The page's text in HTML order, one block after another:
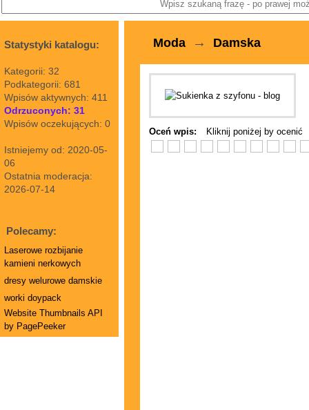
Statystyki katalogu:
Kategorii: 32
Podkategorii: 681
Wpisów aktywnych: 411
Odrzuconych: 31
Wpisów oczekujących: 0
Istniejemy od: 2020-05-
06
Ostatnia moderacja:
2026-07-14
Polecamy:
Laserowe rozbijanie
kamieni nerkowych
dresy welurowe damskie
worki doypack
Website Thumbnails API
by PagePeeker
Moda → Damska
Oceń wpis: Kliknij poniżej by ocenić